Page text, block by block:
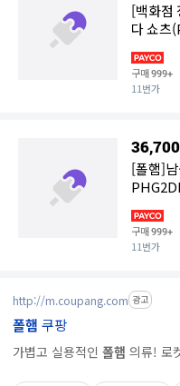
[백화점
다 쇼츠
구매999+
11번가
36,700
[폴햄]
구매999+
11번가
http://m.coupang.com 광고
폴햄 쿠팡
가볍고 실용적인 폴햄 의류! 로